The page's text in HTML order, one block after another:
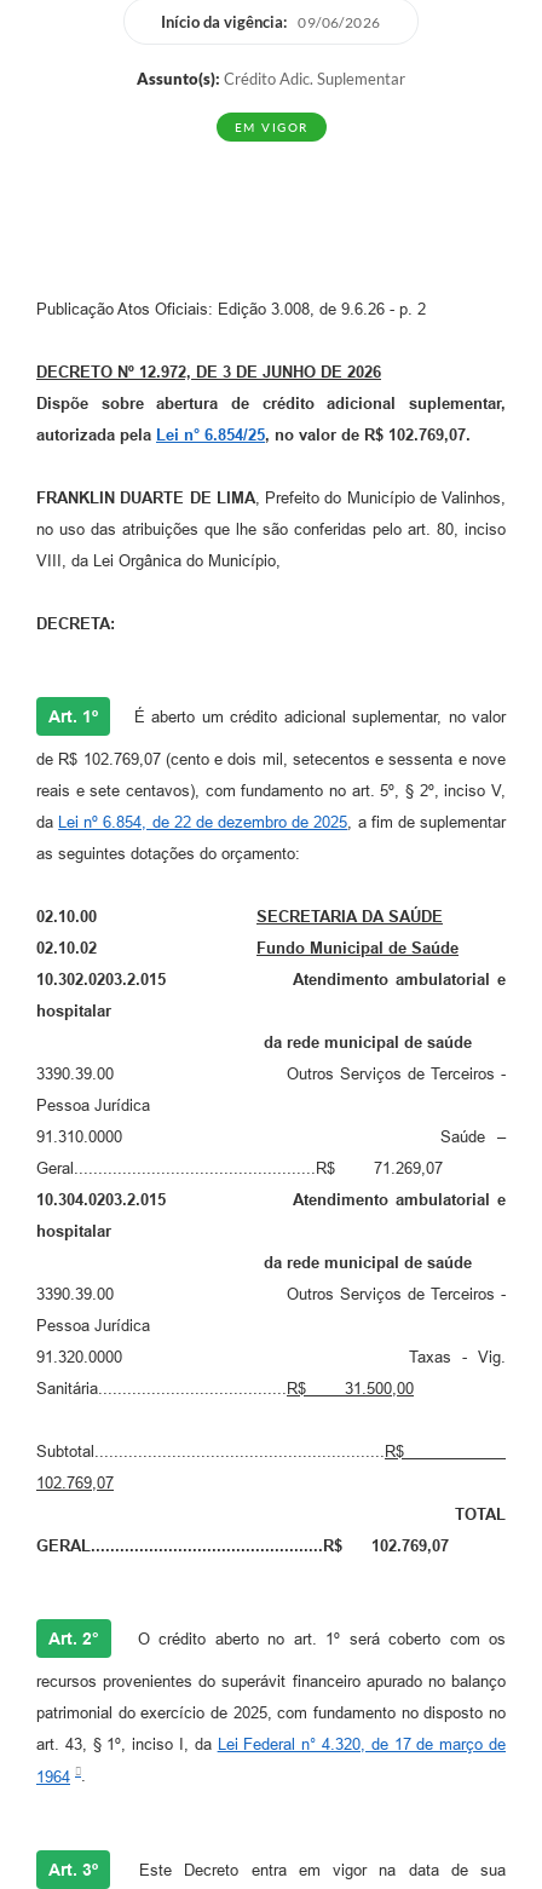
Contratação de estagiário - estudante de Direito -
Vagas de emprego no PAT Valinhos
Carta de Serviços
Turismo
Obras
Conselhos Municipais
Projetos
Links
Telefones Úteis
Agenda
Contato
Início da vigência: 09/06/2026
Assunto(s): Crédito Adic. Suplementar
EM VIGOR
Publicação Atos Oficiais: Edição 3.008, de 9.6.26 - p. 2
DECRETO Nº 12.972, DE 3 DE JUNHO DE 2026
Dispõe sobre abertura de crédito adicional suplementar,
autorizada pela Lei n° 6.854/25, no valor de R$ 102.769,07.
FRANKLIN DUARTE DE LIMA, Prefeito do Município de Valinhos,
no uso das atribuições que lhe são conferidas pelo art. 80, inciso
VIII, da Lei Orgânica do Município,
DECRETA:
Art. 1º É aberto um crédito adicional suplementar, no valor
de R$ 102.769,07 (cento e dois mil, setecentos e sessenta e nove
reais e sete centavos), com fundamento no art. 5º, § 2º, inciso V,
da Lei nº 6.854, de 22 de dezembro de 2025, a fim de suplementar
as seguintes dotações do orçamento:
02.10.00 SECRETARIA DA SAÚDE
02.10.02
Fundo Municipal de Saúde
10.302.0203.2.015 Atendimento ambulatorial e
hospitalar
da rede municipal de saúde
3390.39.00 Outros Serviços de Terceiros -
Pessoa Jurídica
91.310.0000 Saúde –
Geral..................................................R$ 71.269,07
10.304.0203.2.015 Atendimento ambulatorial e
hospitalar
da rede municipal de saúde
3390.39.00 Outros Serviços de Terceiros -
Pessoa Jurídica
91.320.0000 Taxas - Vig.
Sanitária....................................... R$ 31.500,00
Subtotal............................................................ R$
102.769,07
TOTAL
GERAL................................................R$ 102.769,07
Art. 2° O crédito aberto no art. 1º será coberto com os
recursos provenientes do superávit financeiro apurado no balanço
patrimonial do exercício de 2025, com fundamento no disposto no
art. 43, § 1º, inciso I, da Lei Federal n° 4.320, de 17 de março de
1964
.
Art. 3º Este Decreto entra em vigor na data de sua